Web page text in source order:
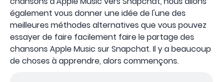
également vous donner une idée de l'une des
meilleures méthodes alternatives que vous pouvez
essayer de faire facilement faire le partage des
chansons Apple Music sur Snapchat. Il y a beaucoup
de choses à apprendre, alors commençons.